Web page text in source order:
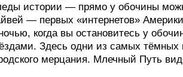
истории — прямо у обочины
— первых «интернетов»
когда вы остановитесь у
Здесь одни из самых тёмных
мерцания. Млечный Путь